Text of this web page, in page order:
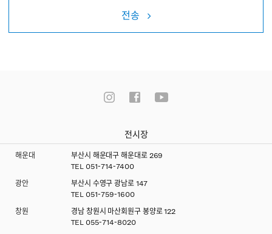
전송
전시장
해운대
부산시 해운대구 해운대로 269
TEL 051-714-7400
광안
부산시 수영구 광남로 147
TEL 051-759-1600
창원
경남 창원시 마산회원구 봉양로 122
TEL 055-714-8020